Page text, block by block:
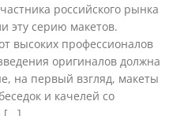
российского рынка
эту серию макетов.
высоких профессионалов
оригиналов должна
на первый взгляд, макеты
и качелей со